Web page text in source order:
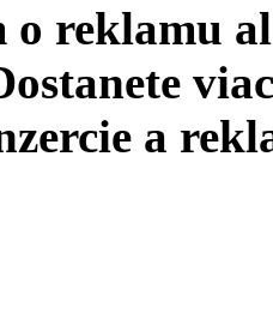
o reklamu
a